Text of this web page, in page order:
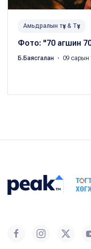
Амьдралын түүх & Түүх
Фото: "70 агшин 70
Б.Баясгалан ・ 09